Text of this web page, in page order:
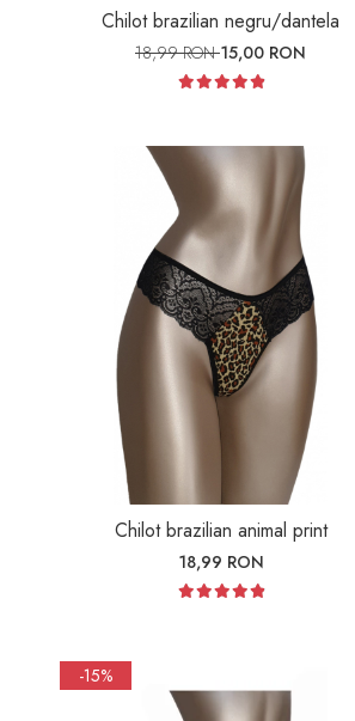
Chilot brazilian negru/dantela
18,99 RON15,00 RON
Chilot brazilian animal print
18,99 RON
-15%